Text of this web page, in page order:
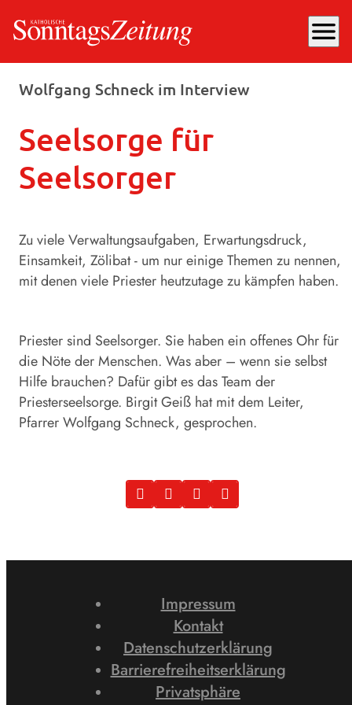
menu
Dienstag, 20.01.2026, 15:02 Uhr
Wolfgang Schneck im Interview
Seelsorge für
Seelsorger
Zu viele Verwaltungsaufgaben, Erwartungsdruck,
Einsamkeit, Zölibat - um nur einige Themen zu nennen,
mit denen viele Priester heutzutage zu kämpfen haben.
Priester sind Seelsorger. Sie haben ein offenes Ohr für
die Nöte der Menschen. Was aber – wenn sie selbst
Hilfe brauchen? Dafür gibt es das Team der
Priesterseelsorge. Birgit Geiß hat mit dem Leiter,
Pfarrer Wolfgang Schneck, gesprochen.
Impressum
Kontakt
Datenschutzerklärung
Barrierefreiheitserklärung
Privatsphäre